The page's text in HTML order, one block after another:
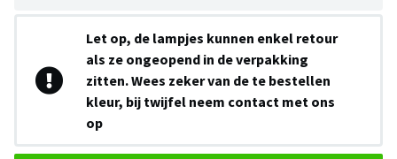
Let op, de lampjes kunnen enkel retour
als ze ongeopend in de verpakking
zitten. Wees zeker van de te bestellen
kleur, bij twijfel neem contact met ons
op